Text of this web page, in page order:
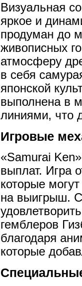
Визуальная
яркое и
продуман до
живописных
атмосферу
в себя
японской
выполнена в
линиями, что
Игровые
«Samurai
выплат. Игра
которые
на выигрыш.
гемблеров
благодаря
которые